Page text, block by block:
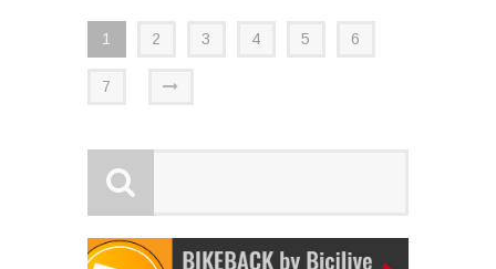
1 2 3 4 5 6
7